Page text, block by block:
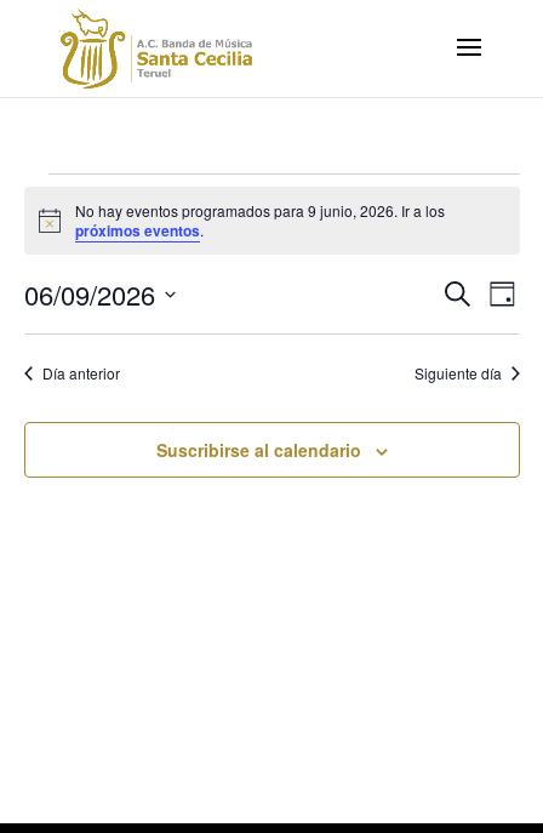
Eventos
en
junio,
2026
Aviso
No hay eventos programados para 9 junio, 2026. Ir a los
próximos eventos.
de
y
vistas
Buscar
de
de
Día
06/09/2026
Selecciona
la Día anterior Siguiente día
Suscribirse al calendario